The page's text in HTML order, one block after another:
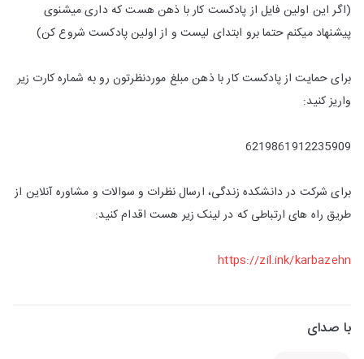
(اگر این اولین فایل از پادکست کار با ذهن هست که داری میشنوی
پیشنهاد میکنم حتما برو ابتدای لیست و از اولین پادکست شروع کن)
برای حمایت از پادکست کار با ذهن مبلغ موردنظرتون رو به شماره کارت زیر
واریز کنید:
6219861912235909
برای شرکت در دانشکده زندگی، ارسال نظرات و سوالات و مشاوره آنلاین از
طریق راه های ارتباطی که در لینک زیر هست اقدام کنید:
https://zil.ink/karbazehn
با صدای